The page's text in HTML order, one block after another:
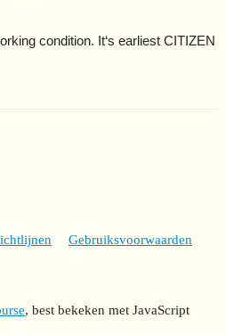
condition. It‘s earliest CITIZEN
Gebruiksvoorwaarden
, best bekeken met JavaScript